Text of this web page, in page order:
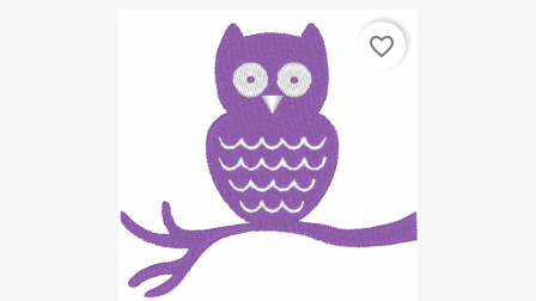
favorite_border